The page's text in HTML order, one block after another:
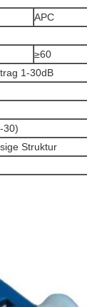
APC
≥60
1-30dB
30)
Struktur